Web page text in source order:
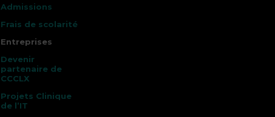
Admissions
Frais de scolarité
Entreprises
Devenir
partenaire de
CCCLX
Projets Clinique
de l’IT